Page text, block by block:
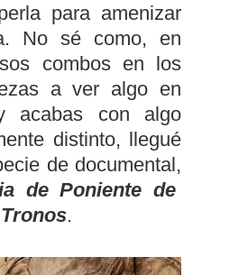
para amenizar
No sé como, en
combos en los
a ver algo en
acabas con algo
distinto, llegué
de documental,
de Poniente de
.